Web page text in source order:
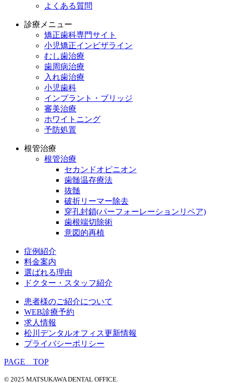
よくある質問
診療メニュー
矯正歯科専門サイト
小児矯正インビザライン
むし歯治療
歯周病治療
入れ歯治療
小児歯科
インプラント・ブリッジ
審美治療
ホワイトニング
予防処置
根管治療
根管治療
セカンドオピニオン
歯髄温存療法
抜髄
破折リーマー除去
穿孔封鎖(パーフォーレーションリペア)
歯根端切除術
意図的再植
症例紹介
料金案内
選ばれる理由
ドクター・スタッフ紹介
患者様のご紹介について
WEB診療予約
求人情報
松川デンタルオフィス更新情報
プライバシーポリシー
PAGE TOP
© 2025 MATSUKAWA DENTAL OFFICE.